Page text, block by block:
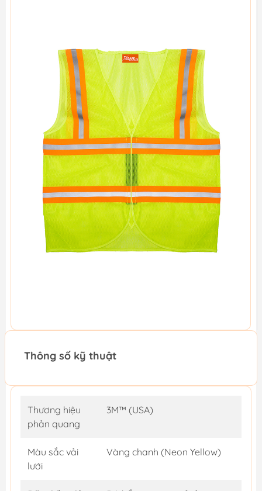
Thông số kỹ thuật
Thương hiệu
phản quang
3M™ (USA)
Màu sắc vải
lưới
Vàng chanh (Neon Yellow)